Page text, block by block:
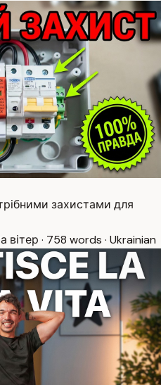
захистами для
· 758 words · Ukrainian